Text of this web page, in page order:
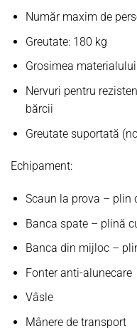
Număr maxim de
Greutate: 180 kg
Grosimea
Nervuri pentru
bărcii
Greutate suportată
Echipament:
Scaun la prova – plin
Banca spate – plină
Banca din mijloc –
Fonter anti-alunecare
Vâsle
Mânere de transport